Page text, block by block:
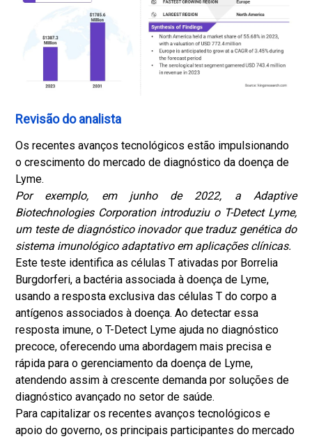
Revisão do analista
Os recentes avanços tecnológicos estão impulsionando
o crescimento do mercado de diagnóstico da doença de
Lyme.
Por exemplo, em junho de 2022, a Adaptive
Biotechnologies Corporation introduziu o T-Detect Lyme,
um teste de diagnóstico inovador que traduz genética do
sistema imunológico adaptativo em aplicações clínicas.
Este teste identifica as células T ativadas por Borrelia
Burgdorferi, a bactéria associada à doença de Lyme,
usando a resposta exclusiva das células T do corpo a
antígenos associados à doença. Ao detectar essa
resposta imune, o T-Detect Lyme ajuda no diagnóstico
precoce, oferecendo uma abordagem mais precisa e
rápida para o gerenciamento da doença de Lyme,
atendendo assim à crescente demanda por soluções de
diagnóstico avançado no setor de saúde.
Para capitalizar os recentes avanços tecnológicos e
apoio do governo, os principais participantes do mercado